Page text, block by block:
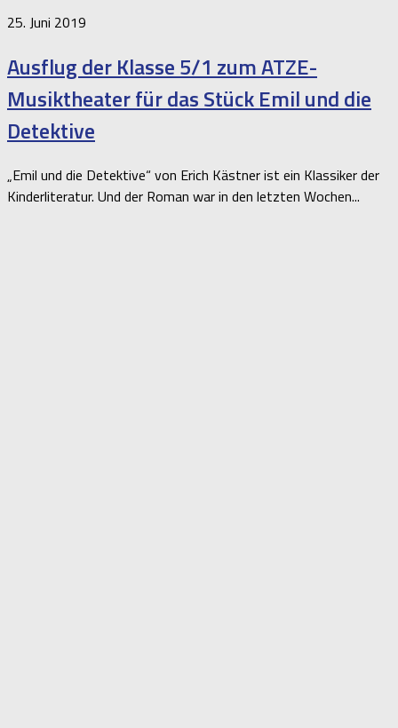
25. Juni 2019
Ausflug der Klasse 5/1 zum ATZE-
Musiktheater für das Stück Emil und die
Detektive
„Emil und die Detektive“ von Erich Kästner ist ein Klassiker der
Kinderliteratur. Und der Roman war in den letzten Wochen...